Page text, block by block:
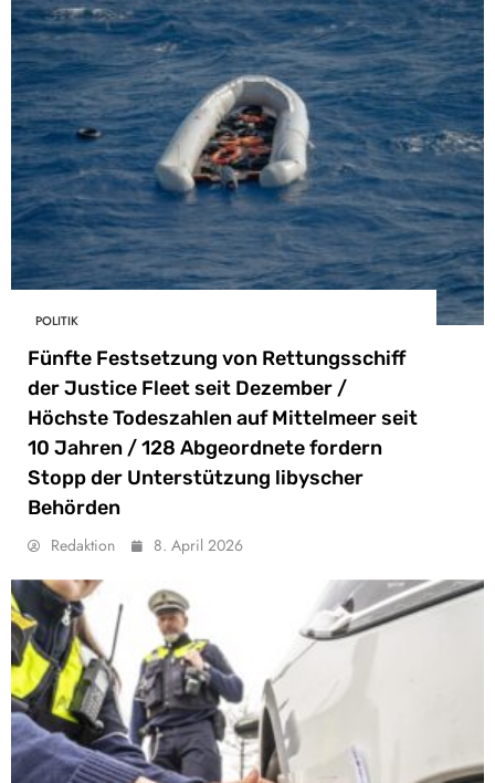
POLITIK
Fünfte Festsetzung von Rettungsschiff
der Justice Fleet seit Dezember /
Höchste Todeszahlen auf Mittelmeer seit
10 Jahren / 128 Abgeordnete fordern
Stopp der Unterstützung libyscher
Behörden
Redaktion 8. April 2026